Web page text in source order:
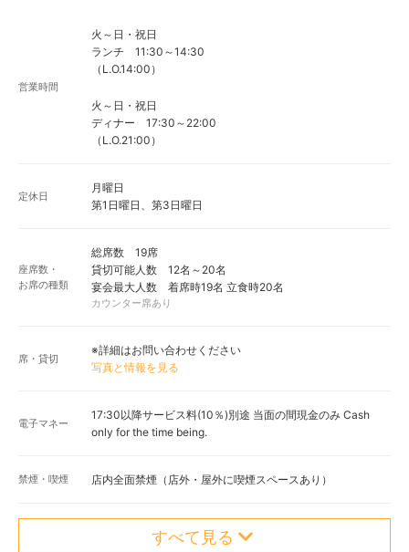
営業時間
火～日・祝日
ランチ 11:30～14:30
（L.O.14:00）
火～日・祝日
ディナー 17:30～22:00
（L.O.21:00）
定休日
月曜日
第1日曜日、第3日曜日
座席数・
お席の種類
総席数 19席
貸切可能人数 12名～20名
宴会最大人数 着席時19名 立食時20名
カウンター席あり
席・貸切
※詳細はお問い合わせください
写真と情報を見る
電子マネー
17:30以降サービス料(10％)別途 当面の間現金のみ Cash
only for the time being.
禁煙・喫煙 店内全面禁煙（店外・屋外に喫煙スペースあり）
すべて見る